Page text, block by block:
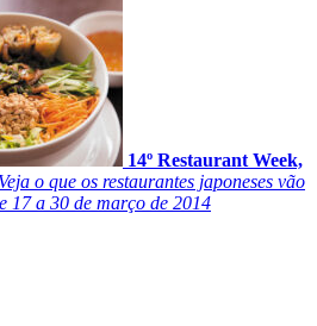
14º Restaurant Week,
Veja o que os restaurantes japoneses vão
17 a 30 de março de 2014